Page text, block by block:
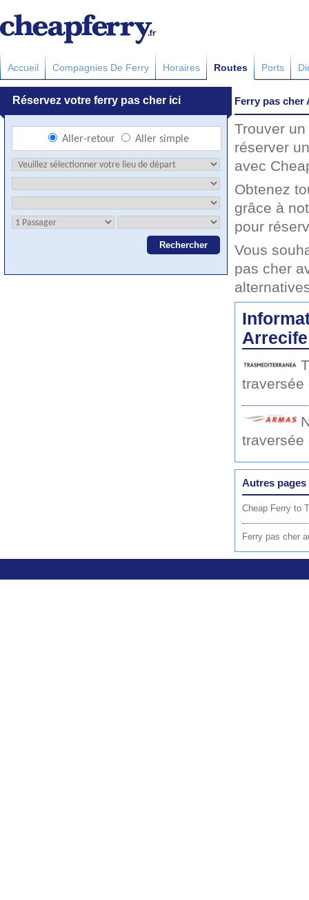
Accueil Compagnies De Ferry Horaires Routes Ports
Ferry pas cher
Trouver
réserver
avec
Obtenez
grâce à
pour
Vous
pas cher
traversée
traversée
Autres pages
Cheap Ferry to
Ferry pas cher